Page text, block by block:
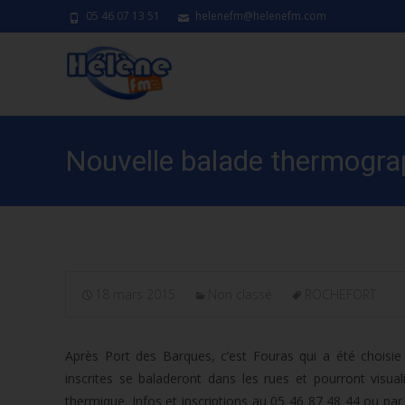
05 46 07 13 51 helenefm@helenefm.com
Nouvelle balade
Après Port des Barques, c’est Fouras qui a été
inscrites se baladeront dans les rues et pourront
thermique. Infos et inscriptions au 05 46 87 48 44 ou